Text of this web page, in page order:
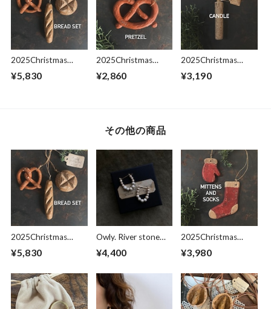
2025Christmas
set”
¥5,830
2025Christmas
¥2,860
2025Christmas
¥3,190
その他の商品
2025Christmas
set”
¥5,830
Owly. River stone
¥4,400
2025Christmas
and socks “
¥3,980